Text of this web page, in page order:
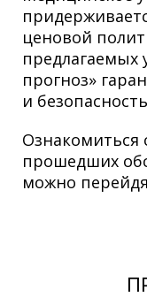
ценовой
предлагаемых
прогноз»
и
Ознакомиться
прошедших
можно перейдя